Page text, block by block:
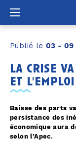
Publié le 03 - 09
la crise
et l'emploi
Baisse des parts
persistance des
économique aura
selon l’Apec.
Panneau de gestion